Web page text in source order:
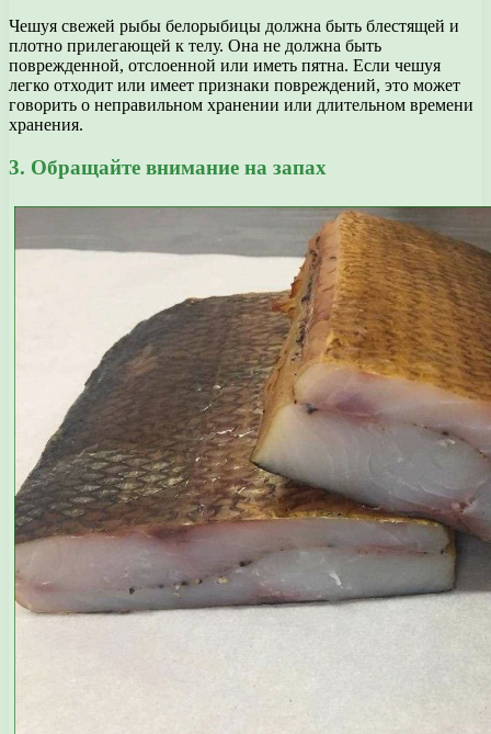
Чешуя свежей рыбы белорыбицы должна быть блестящей и
плотно прилегающей к телу. Она не должна быть
поврежденной, отслоенной или иметь пятна. Если чешуя
легко отходит или имеет признаки повреждений, это может
говорить о неправильном хранении или длительном времени
хранения.
3. Обращайте внимание на запах